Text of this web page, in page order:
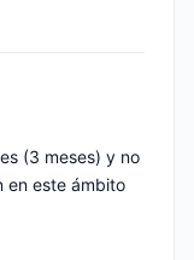
(3 meses) y no
en este ámbito